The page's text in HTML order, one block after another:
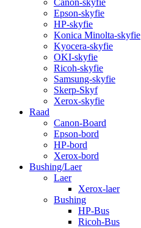
Epson-skyfie
HP-skyfie
Konica Minolta-skyfie
Kyocera-skyfie
OKI-skyfie
Ricoh-skyfie
Samsung-skyfie
Skerp-Skyf
Xerox-skyfie
Raad
Canon-Board
Epson-bord
HP-bord
Xerox-bord
Bushing/Laer
Laer
Xerox-laer
Bushing
HP-Bus
Ricoh-Bus